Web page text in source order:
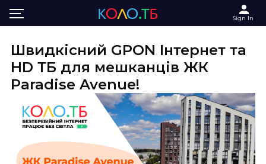
Sign In
Main Інтернет та ТБ в ЖК Paradise Avenue
Швидкісний GPON Інтернет та
HD ТБ для мешканців ЖК
Paradise Avenue!